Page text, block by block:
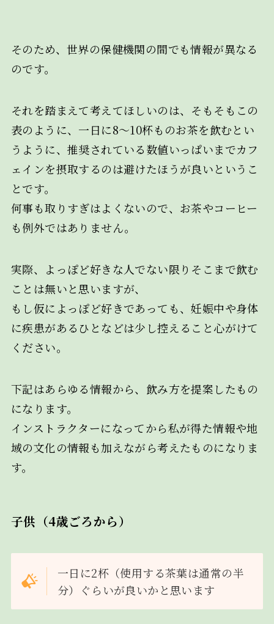
そのため、世界の保健機関の間でも情報が異なる
のです。
それを踏まえて考えてほしいのは、そもそもこの
表のように、一日に8～10杯ものお茶を飲むとい
うように、推奨されている数値いっぱいまでカフ
ェインを摂取するのは避けたほうが良いというこ
とです。
何事も取りすぎはよくないので、お茶やコーヒー
も例外ではありません。
実際、よっぽど好きな人でない限りそこまで飲む
ことは無いと思いますが、
もし仮によっぽど好きであっても、妊娠中や身体
に疾患があるひとなどは少し控えること心がけて
ください。
下記はあらゆる情報から、飲み方を提案したもの
になります。
インストラクターになってから私が得た情報や地
域の文化の情報も加えながら考えたものになりま
す。
子供（4歳ごろから）
一日に2杯（使用する茶葉は通常の半
分）ぐらいが良いかと思います